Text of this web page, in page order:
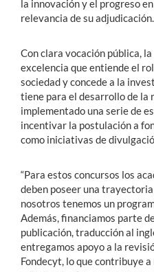
la innovación y el progreso
relevancia de su adjudicación.
Con clara vocación pública,
excelencia que entiende el
sociedad y concede a la
tiene para el desarrollo de la
implementado una serie de
incentivar la postulación a
como iniciativas de
“Para estos concursos los
deben poseer una
nosotros tenemos un
Además, financiamos parte
publicación, traducción al
entregamos apoyo a la
Fondecyt, lo que contribuye